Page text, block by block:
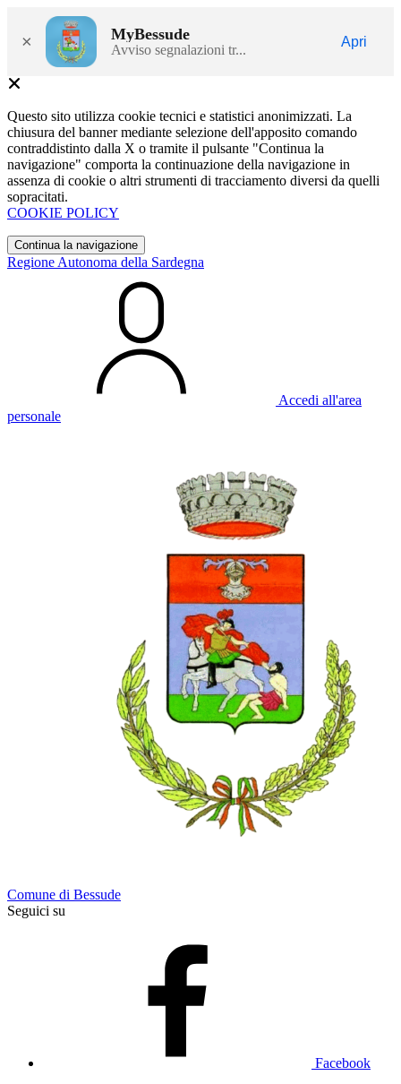
× MyBessude
Avviso segnalazioni tr...
Apri
Questo sito utilizza cookie tecnici e statistici anonimizzati. La
chiusura del banner mediante selezione dell'apposito comando
contraddistinto dalla X o tramite il pulsante "Continua la
navigazione" comporta la continuazione della navigazione in
assenza di cookie o altri strumenti di tracciamento diversi da quelli
sopracitati.
COOKIE POLICY
Continua la navigazione
Regione Autonoma della Sardegna
Accedi all'area
personale
Comune di Bessude
Seguici su
Facebook